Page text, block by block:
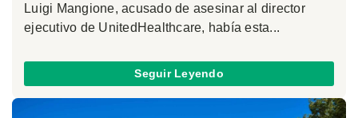
Luigi Mangione, acusado de asesinar al director
ejecutivo de UnitedHealthcare, había esta...
Seguir Leyendo